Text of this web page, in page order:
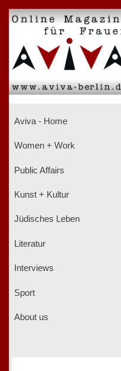
Aviva - Home
Women + Work
Public Affairs
Kunst + Kultur
Jüdisches Leben
Literatur
Interviews
Sport
About us